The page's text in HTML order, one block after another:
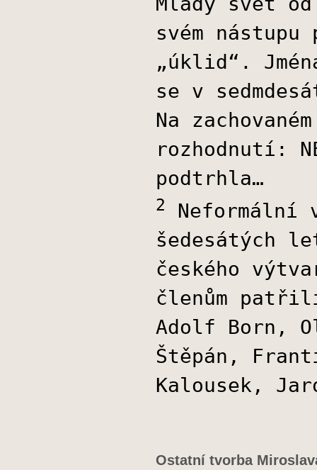
svém
„úklid“.
se v
Na
rozhodnutí:
podtrhla…
2
Neformální
šedesátých
českého
členům
Adolf Born,
Štěpán,
Kalousek,
Ostatní tvorba